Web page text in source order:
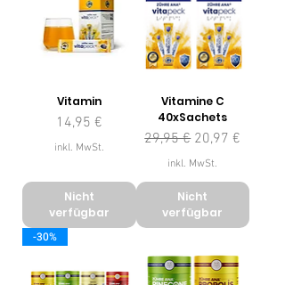
Vitamin
Preis
14,95 €
inkl. MwSt.
Nicht
verfügbar
Vitamine C
40xSachets
Standardpreis
29,95 € Sale-Preis
20,97 €
inkl. MwSt.
Nicht
verfügbar
-30%